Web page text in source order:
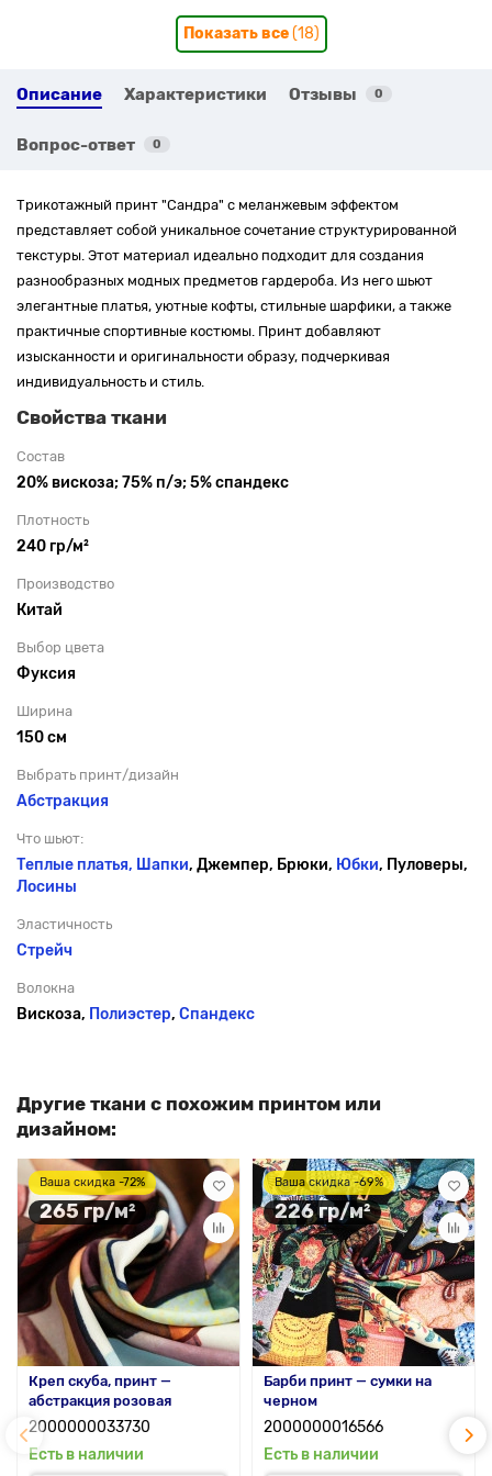
Показать все(18)
Описание Характеристики Отзывы 0
Вопрос-ответ 0
Трикотажный принт "Сандра" с меланжевым эффектом
представляет собой уникальное сочетание структурированной
текстуры. Этот материал идеально подходит для создания
разнообразных модных предметов гардероба. Из него шьют
элегантные платья, уютные кофты, стильные шарфики, а также
практичные спортивные костюмы. Принт добавляют
изысканности и оригинальности образу, подчеркивая
индивидуальность и стиль.
Свойства ткани
Состав
20% вискоза; 75% п/э; 5% спандекс
Плотность
240 гр/м²
Производство
Китай
Выбор цвета
Фуксия
Ширина
150 см
Выбрать принт/дизайн
Абстракция
Что шьют:
Теплые платья, Шапки, Джемпер, Брюки, Юбки, Пуловеры,
Лосины
Эластичность
Стрейч
Волокна
Вискоза, Полиэстер, Спандекс
Другие ткани с похожим принтом или
дизайном:
Ваша скидка -72%
265 гр/м²
Креп скуба, принт —
абстракция розовая
2000000033730
Есть в наличии
Ваша скидка -69%
226 гр/м²
Барби принт — сумки на
черном
2000000016566
Есть в наличии